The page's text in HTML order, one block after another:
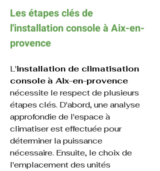
Les étapes clés de
l'installation console à Aix-en-
provence
L'installation de climatisation
console à Aix-en-provence
nécessite le respect de plusieurs
étapes clés. D'abord, une analyse
approfondie de l'espace à
climatiser est effectuée pour
déterminer la puissance
nécessaire. Ensuite, le choix de
l'emplacement des unités